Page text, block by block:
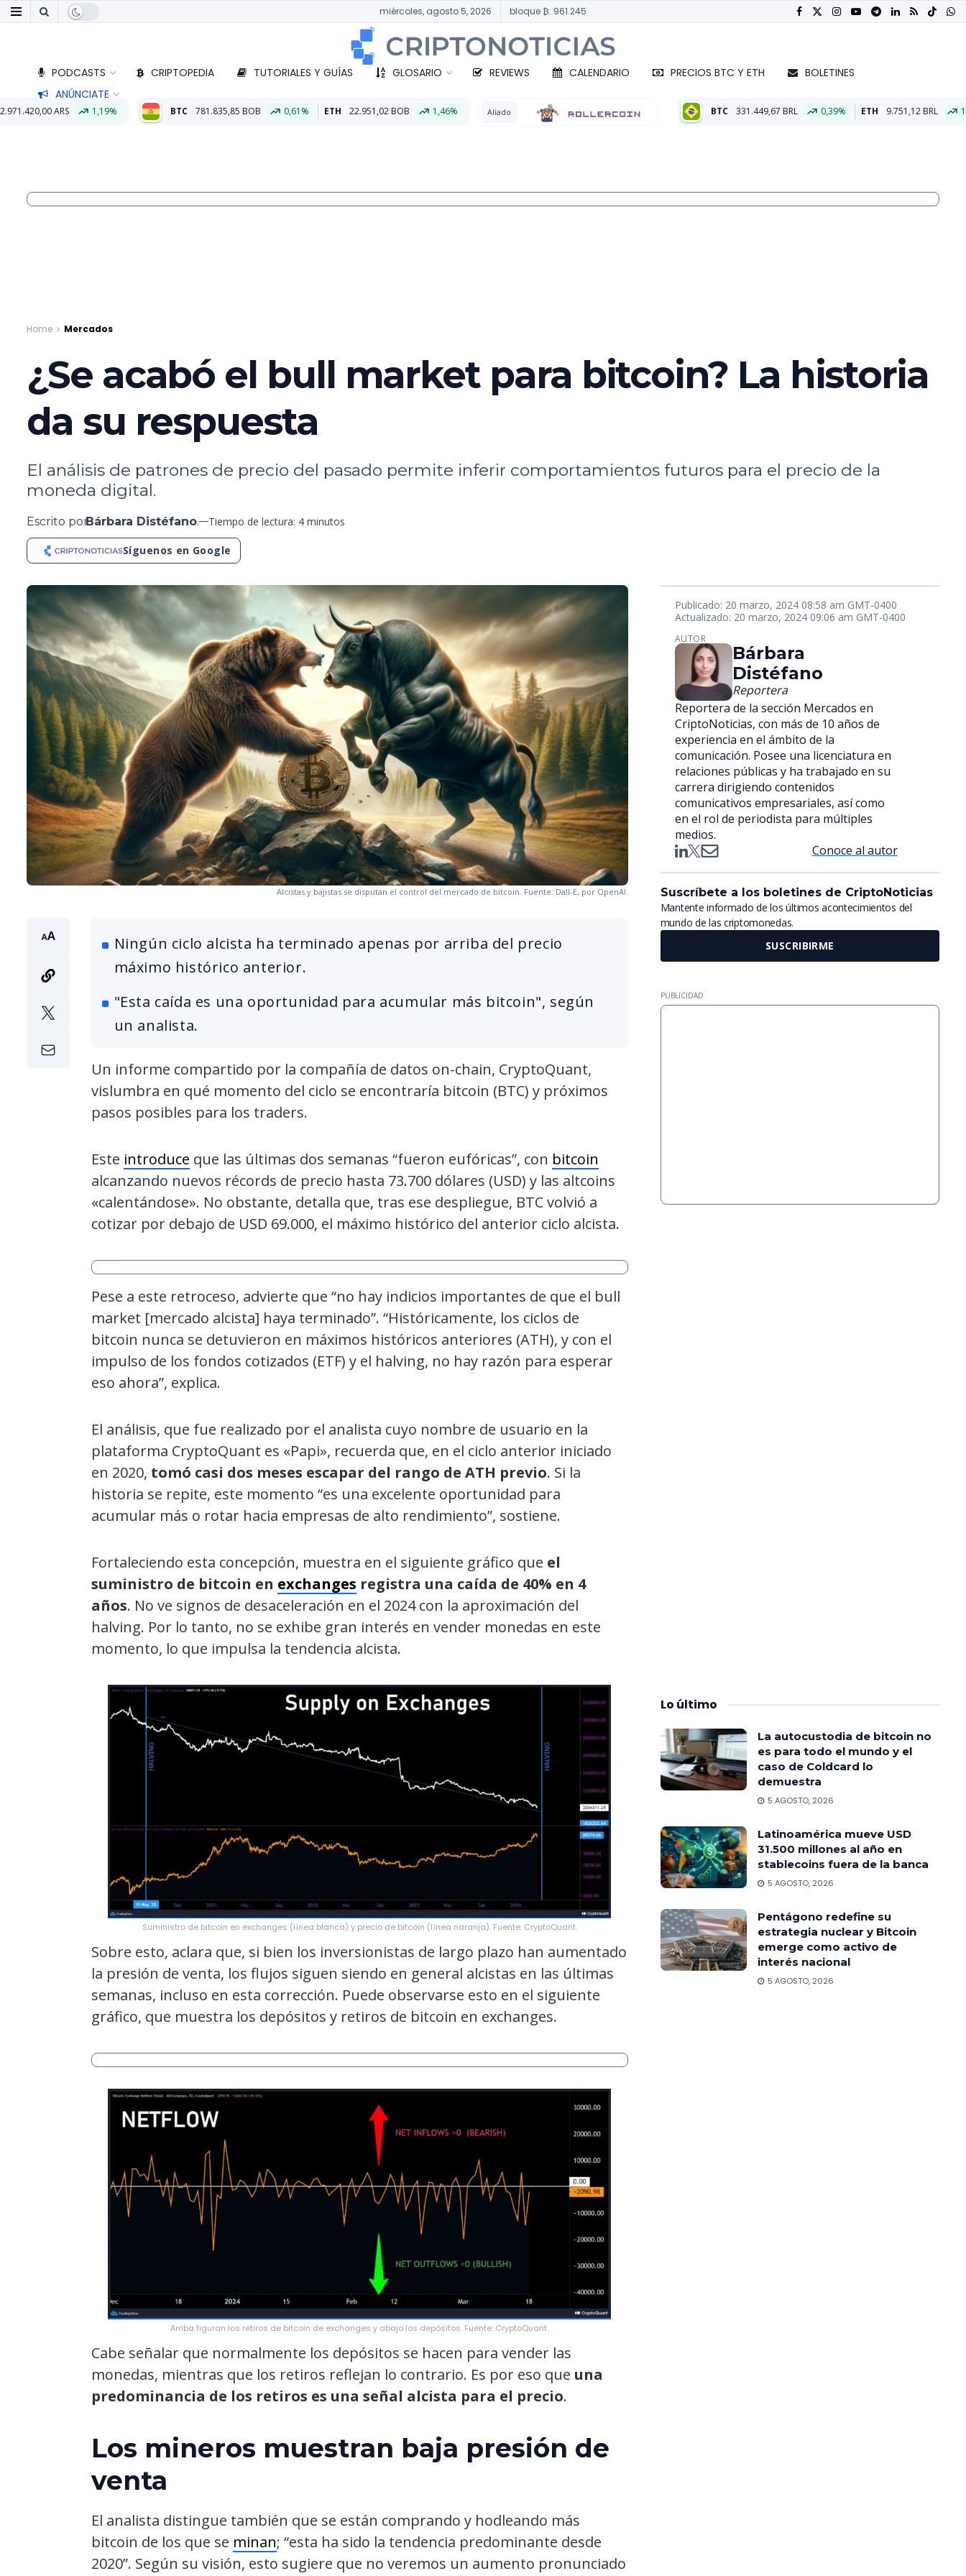
miércoles, agosto 5, 2026 bloque ₿: 961.245
PODCASTS CRIPTOPEDIA TUTORIALES Y GUÍAS GLOSARIO REVIEWS CALENDARIO PRECIOS BTC Y ETH
BOLETINES
ANÚNCIATE
BTC 781.835,85 BOB 0,61% ETH 22.951,02 BOB 1,46% Aliado BTC 331.449,67 BRL 0,39% ETH 9.751,12 BRL 1,45% BTC
Home Mercados
¿Se acabó el bull market para bitcoin? La historia
da su respuesta
El análisis de patrones de precio del pasado permite inferir comportamientos futuros para el precio de la
moneda digital.
Escrito porBárbara Distéfano. Tiempo de lectura: 4 minutos
Síguenos en Google
Alcistas y bajistas se disputan el control del mercado de bitcoin. Fuente: Dall-E, por OpenAI.
Ningún ciclo alcista ha terminado apenas por arriba del precio
máximo histórico anterior.
"Esta caída es una oportunidad para acumular más bitcoin", según
un analista.
Un informe compartido por la compañía de datos on-chain, CryptoQuant,
vislumbra en qué momento del ciclo se encontraría bitcoin (BTC) y próximos
pasos posibles para los traders.
Este introduce que las últimas dos semanas “fueron eufóricas”, con bitcoin
alcanzando nuevos récords de precio hasta 73.700 dólares (USD) y las altcoins
«calentándose». No obstante, detalla que, tras ese despliegue, BTC volvió a
cotizar por debajo de USD 69.000, el máximo histórico del anterior ciclo alcista.
Pese a este retroceso, advierte que “no hay indicios importantes de que el bull
market [mercado alcista] haya terminado”. “Históricamente, los ciclos de
bitcoin nunca se detuvieron en máximos históricos anteriores (ATH), y con el
impulso de los fondos cotizados (ETF) y el halving, no hay razón para esperar
eso ahora”, explica.
El análisis, que fue realizado por el analista cuyo nombre de usuario en la
plataforma CryptoQuant es «Papi», recuerda que, en el ciclo anterior iniciado
en 2020, tomó casi dos meses escapar del rango de ATH previo. Si la
historia se repite, este momento “es una excelente oportunidad para
acumular más o rotar hacia empresas de alto rendimiento”, sostiene.
Fortaleciendo esta concepción, muestra en el siguiente gráfico que el
suministro de bitcoin en exchanges registra una caída de 40% en 4
años. No ve signos de desaceleración en el 2024 con la aproximación del
halving. Por lo tanto, no se exhibe gran interés en vender monedas en este
momento, lo que impulsa la tendencia alcista.
Suministro de bitcoin en exchanges (línea blanca) y precio de bitcoin (línea naranja). Fuente: CryptoQuant.
Sobre esto, aclara que, si bien los inversionistas de largo plazo han aumentado
la presión de venta, los flujos siguen siendo en general alcistas en las últimas
semanas, incluso en esta corrección. Puede observarse esto en el siguiente
gráfico, que muestra los depósitos y retiros de bitcoin en exchanges.
Arriba figuran los retiros de bitcoin de exchanges y abajo los depósitos. Fuente: CryptoQuant.
Cabe señalar que normalmente los depósitos se hacen para vender las
monedas, mientras que los retiros reflejan lo contrario. Es por eso que una
predominancia de los retiros es una señal alcista para el precio.
Los mineros muestran baja presión de
venta
El analista distingue también que se están comprando y hodleando más
bitcoin de los que se minan; “esta ha sido la tendencia predominante desde
2020”. Según su visión, esto sugiere que no veremos un aumento pronunciado
Publicado: 20 marzo, 2024 08:58 am GMT-0400
Actualizado: 20 marzo, 2024 09:06 am GMT-0400
AUTOR
Bárbara
Distéfano
Reportera
Reportera de la sección Mercados en
CriptoNoticias, con más de 10 años de
experiencia en el ámbito de la
comunicación. Posee una licenciatura en
relaciones públicas y ha trabajado en su
carrera dirigiendo contenidos
comunicativos empresariales, así como
en el rol de periodista para múltiples
medios.
Conoce al autor
Suscríbete a los boletines de CriptoNoticias
Mantente informado de los últimos acontecimientos del
mundo de las criptomonedas.
SUSCRIBIRME
PUBLICIDAD
Lo último
La autocustodia de bitcoin no
es para todo el mundo y el
caso de Coldcard lo
demuestra
5 AGOSTO, 2026
Latinoamérica mueve USD
31.500 millones al año en
stablecoins fuera de la banca
5 AGOSTO, 2026
Pentágono redefine su
estrategia nuclear y Bitcoin
emerge como activo de
interés nacional
5 AGOSTO, 2026